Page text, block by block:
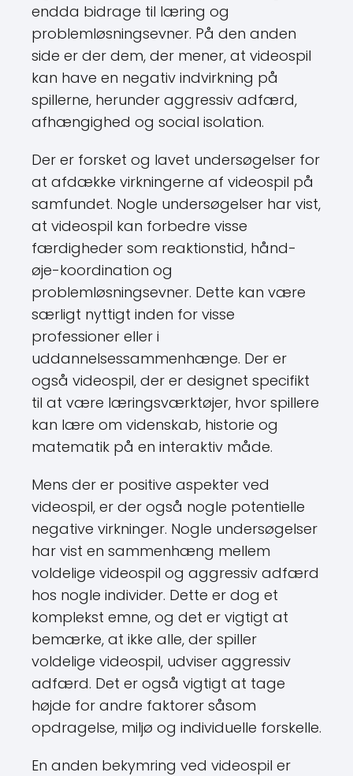
endda bidrage til læring og
problemløsningsevner. På den anden
side er der dem, der mener, at videospil
kan have en negativ indvirkning på
spillerne, herunder aggressiv adfærd,
afhængighed og social isolation.
Der er forsket og lavet undersøgelser for
at afdække virkningerne af videospil på
samfundet. Nogle undersøgelser har vist,
at videospil kan forbedre visse
færdigheder som reaktionstid, hånd-
øje-koordination og
problemløsningsevner. Dette kan være
særligt nyttigt inden for visse
professioner eller i
uddannelsessammenhænge. Der er
også videospil, der er designet specifikt
til at være læringsværktøjer, hvor spillere
kan lære om videnskab, historie og
matematik på en interaktiv måde.
Mens der er positive aspekter ved
videospil, er der også nogle potentielle
negative virkninger. Nogle undersøgelser
har vist en sammenhæng mellem
voldelige videospil og aggressiv adfærd
hos nogle individer. Dette er dog et
komplekst emne, og det er vigtigt at
bemærke, at ikke alle, der spiller
voldelige videospil, udviser aggressiv
adfærd. Det er også vigtigt at tage
højde for andre faktorer såsom
opdragelse, miljø og individuelle forskelle.
En anden bekymring ved videospil er